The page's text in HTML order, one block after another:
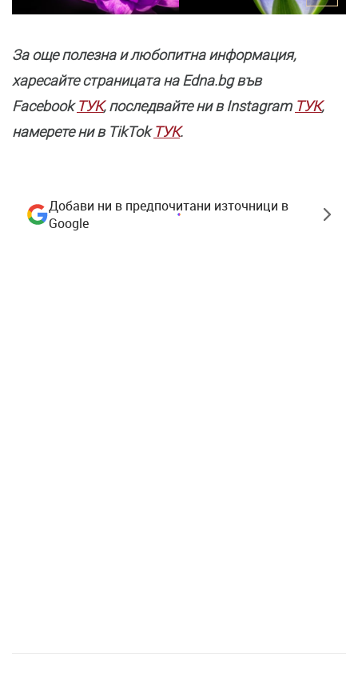
За още полезнa и любопитна информация,
харесайте страницата нa Edna.bg във
FacebookТУК, последвайте ни в Instagram ТУК,
намерете ни в TikTokТУК.
Добави ни в предпочитани източници в
Google